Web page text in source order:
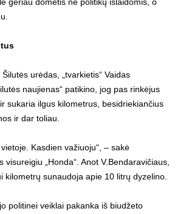
urėdas, „tvarkietis“ Vaidas
naujienas“ patikino, jog pas rinkėjus
sukaria ilgus kilometrus, besidriekiančius
ir dar toliau.
vietoje. Kasdien važiuoju“, – sakė
visureigiu „Honda“. Anot V.Bendaravičiaus,
kilometrų sunaudoja apie 10 litrų dyzelino.
politinei veiklai pakanka iš biudžeto